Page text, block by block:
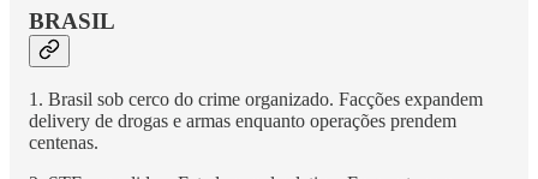
BRASIL
1. Brasil sob cerco do crime organizado. Facções expandem
delivery de drogas e armas enquanto operações prendem
centenas.